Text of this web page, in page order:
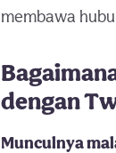
membawa
dengan
Munculnya